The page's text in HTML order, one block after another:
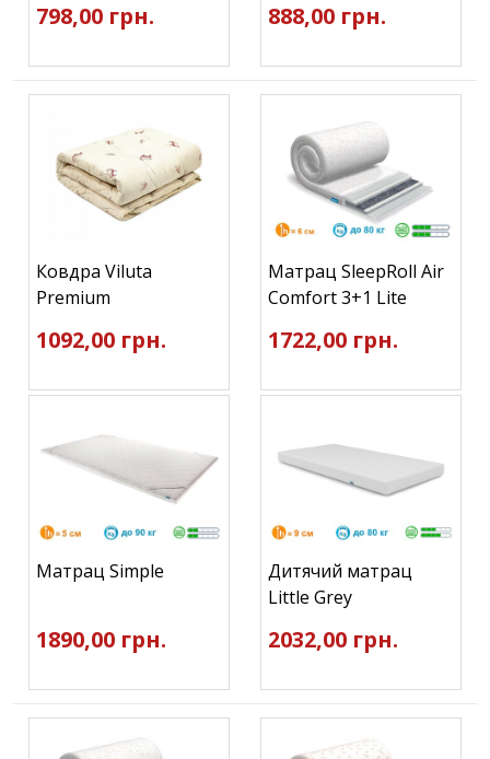
798,00 грн. 888,00 грн.
Ковдра Viluta
Premium
1092,00 грн.
Матрац SleepRoll Air
Comfort 3+1 Lite
1722,00 грн.
Матрац Simple
1890,00 грн.
Дитячий матрац
Little Grey
2032,00 грн.